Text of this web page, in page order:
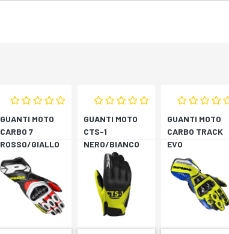
GUANTI MOTO
CARBO 7
ROSSO/GIALLO
FLUORESCENTE
GUANTI MOTO
CTS-1
NERO/BIANCO
GUANTI MOTO
CARBO TRACK
EVO
BLU/GIALLO